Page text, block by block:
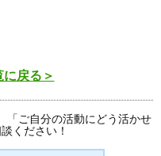
に戻る＞
「ご自分の活動にどう活かせ
ください！